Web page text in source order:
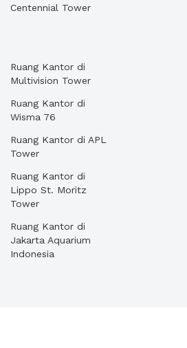
Centennial Tower
Ruang Kantor di
Multivision Tower
Ruang Kantor di
Wisma 76
Ruang Kantor di APL
Tower
Ruang Kantor di
Lippo St. Moritz
Tower
Ruang Kantor di
Jakarta Aquarium
Indonesia